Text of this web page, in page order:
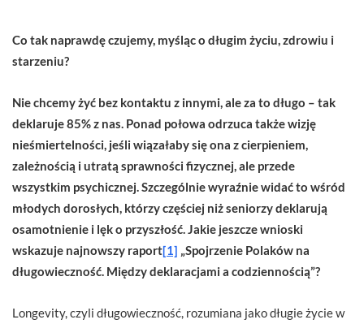
Co tak naprawdę czujemy, myśląc o długim życiu, zdrowiu i
starzeniu?
Nie chcemy żyć bez kontaktu z innymi, ale za to długo – tak
deklaruje 85% z nas. Ponad połowa odrzuca także wizję
nieśmiertelności, jeśli wiązałaby się ona z cierpieniem,
zależnością i utratą sprawności fizycznej, ale przede
wszystkim psychicznej. Szczególnie wyraźnie widać to wśród
młodych dorosłych, którzy częściej niż seniorzy deklarują
osamotnienie i lęk o przyszłość. Jakie jeszcze wnioski
wskazuje najnowszy raport[1] „Spojrzenie Polaków na
długowieczność. Między deklaracjami a codziennością”?
Longevity, czyli długowieczność, rozumiana jako długie życie w